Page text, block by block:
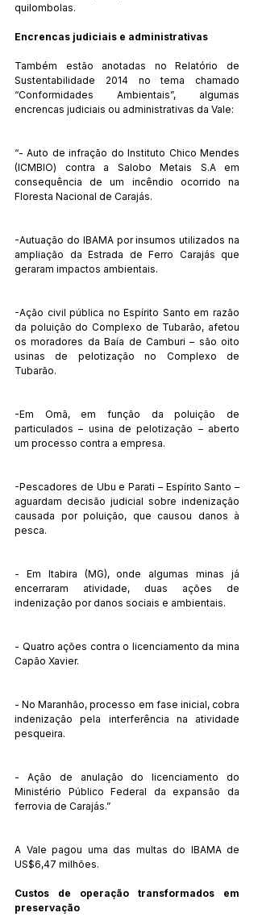
quilombolas.
Encrencas judiciais e administrativas
Também estão anotadas no Relatório de
Sustentabilidade 2014 no tema chamado
“Conformidades Ambientais”, algumas
encrencas judiciais ou administrativas da Vale:
“- Auto de infração do Instituto Chico Mendes
(ICMBIO) contra a Salobo Metais S.A em
consequência de um incêndio ocorrido na
Floresta Nacional de Carajás.
-Autuação do IBAMA por insumos utilizados na
ampliação da Estrada de Ferro Carajás que
geraram impactos ambientais.
-Ação civil pública no Espírito Santo em razão
da poluição do Complexo de Tubarão, afetou
os moradores da Baía de Camburi – são oito
usinas de pelotização no Complexo de
Tubarão.
-Em Omã, em função da poluição de
particulados – usina de pelotização – aberto
um processo contra a empresa.
-Pescadores de Ubu e Parati – Espírito Santo –
aguardam decisão judicial sobre indenização
causada por poluição, que causou danos à
pesca.
- Em Itabira (MG), onde algumas minas já
encerraram atividade, duas ações de
indenização por danos sociais e ambientais.
- Quatro ações contra o licenciamento da mina
Capão Xavier.
- No Maranhão, processo em fase inicial, cobra
indenização pela interferência na atividade
pesqueira.
- Ação de anulação do licenciamento do
Ministério Público Federal da expansão da
ferrovia de Carajás.”
A Vale pagou uma das multas do IBAMA de
US$6,47 milhões.
Custos de operação transformados em
preservação